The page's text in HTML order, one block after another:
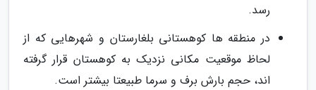
رسد.
در منطقه ها کوهستانی بلغارستان و شهرهایی که از
لحاظ موقعیت مکانی نزدیک به کوهستان قرار گرفته
اند، حجم بارش برف و سرما طبیعتا بیشتر است.